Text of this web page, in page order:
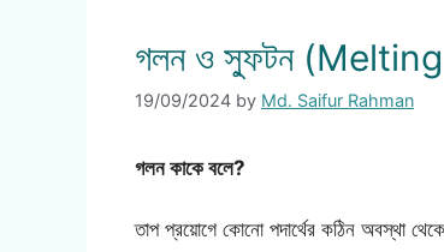
গলন ও স্ফুটন
19/09/2024 by Md. Saifur Rahman
গলন কাকে বলে?
তাপ প্রয়োগে কোনো পদার্থের কঠিন অবস্থা